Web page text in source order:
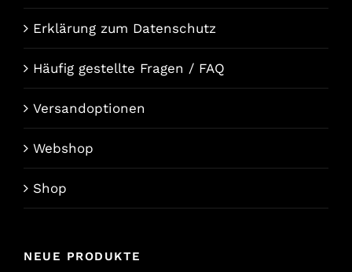
Erklärung zum Datenschutz
Häufig gestellte Fragen / FAQ
Versandoptionen
Webshop
Shop
NEUE PRODUKTE